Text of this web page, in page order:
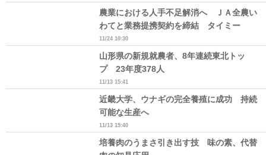
農業における人手不足解消へ ＪＡ全農い
わてと業務提携契約を締結 タイミー
11/24 10:30
山形県の新規就農者、8年連続東北トッ
プ 23年度378人
11/13 15:41
近畿大学、ウナギの完全養殖に成功 持続
可能な生産へ
11/13 15:40
培養肉のうまさ引き出す技 味の素、代替